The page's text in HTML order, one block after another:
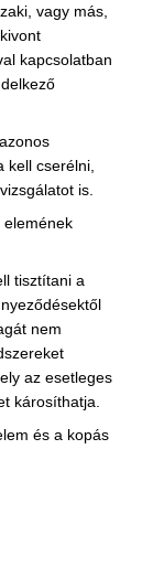
vagy más,
kapcsolatban
kell cserélni,
is.
elemének
tisztítani a
nem
az esetleges
károsíthatja.
és a kopás